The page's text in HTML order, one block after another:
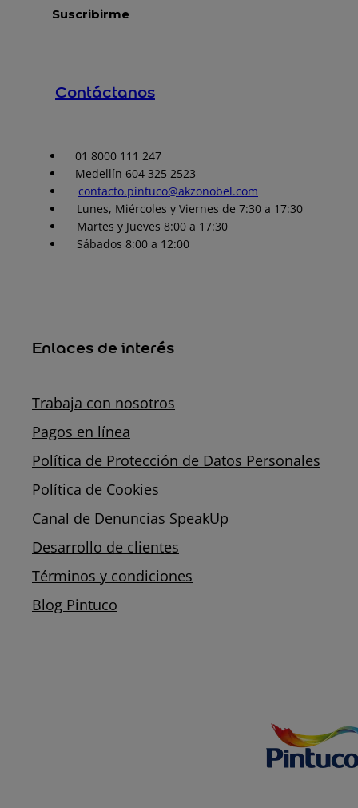
Contáctanos
01 8000 111 247
Medellín 604 325 2523
contacto.pintuco@akzonobel.com
Lunes, Miércoles y Viernes de 7:30 a 17:30
Martes y Jueves 8:00 a 17:30
Sábados 8:00 a 12:00
Enlaces de interés
Trabaja con nosotros
Pagos en línea
Política de Protección de Datos Personales
Política de Cookies
Canal de Denuncias SpeakUp
Desarrollo de clientes
Términos y condiciones
Blog Pintuco